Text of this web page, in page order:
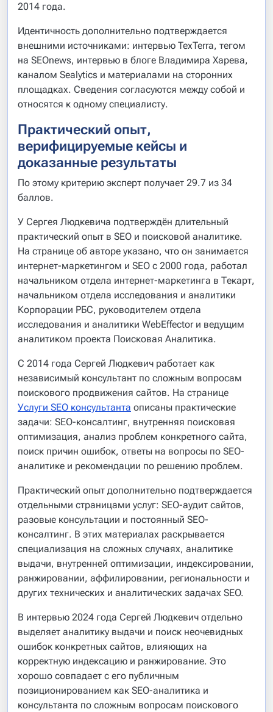
2014 года.
Идентичность дополнительно подтверждается
внешними источниками: интервью TexTerra, тегом
на SEOnews, интервью в блоге Владимира Харева,
каналом Sealytics и материалами на сторонних
площадках. Сведения согласуются между собой и
относятся к одному специалисту.
Практический опыт,
верифицируемые кейсы и
доказанные результаты
По этому критерию эксперт получает 29.7 из 34
баллов.
У Сергея Людкевича подтверждён длительный
практический опыт в SEO и поисковой аналитике.
На странице об авторе указано, что он занимается
интернет-маркетингом и SEO с 2000 года, работал
начальником отдела интернет-маркетинга в Текарт,
начальником отдела исследования и аналитики
Корпорации РБС, руководителем отдела
исследования и аналитики WebEffector и ведущим
аналитиком проекта Поисковая Аналитика.
С 2014 года Сергей Людкевич работает как
независимый консультант по сложным вопросам
поискового продвижения сайтов. На странице
Услуги SEO консультанта описаны практические
задачи: SEO-консалтинг, внутренняя поисковая
оптимизация, анализ проблем конкретного сайта,
поиск причин ошибок, ответы на вопросы по SEO-
аналитике и рекомендации по решению проблем.
Практический опыт дополнительно подтверждается
отдельными страницами услуг: SEO-аудит сайтов,
разовые консультации и постоянный SEO-
консалтинг. В этих материалах раскрывается
специализация на сложных случаях, аналитике
выдачи, внутренней оптимизации, индексировании,
ранжировании, аффилировании, региональности и
других технических и аналитических задачах SEO.
В интервью 2024 года Сергей Людкевич отдельно
выделяет аналитику выдачи и поиск неочевидных
ошибок конкретных сайтов, влияющих на
корректную индексацию и ранжирование. Это
хорошо совпадает с его публичным
позиционированием как SEO-аналитика и
консультанта по сложным вопросам поискового